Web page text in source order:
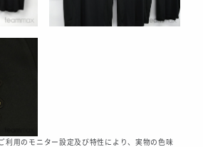
利用のモニター設定及び特性により、実物の色味